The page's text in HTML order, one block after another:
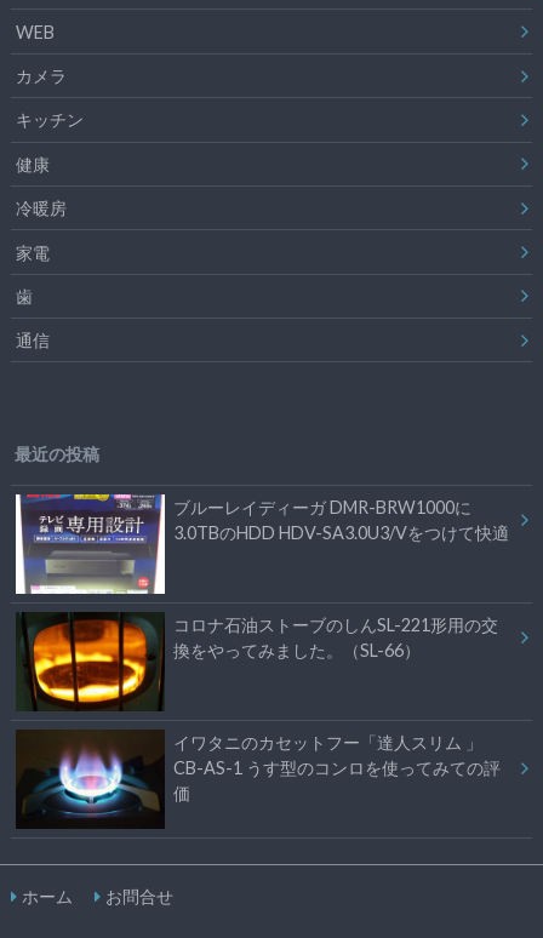
WEB
カメラ
キッチン
健康
冷暖房
家電
歯
通信
最近の投稿
ブルーレイディーガ DMR-BRW1000に
3.0TBのHDD HDV-SA3.0U3/Vをつけて快適
コロナ石油ストーブのしんSL-221形用の交
換をやってみました。（SL-66）
イワタニのカセットフー「達人スリム 」
CB-AS-1 うす型のコンロを使ってみての評
価
ホーム お問合せ